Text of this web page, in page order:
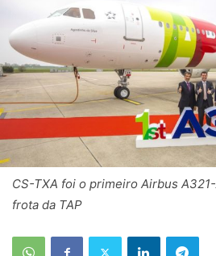
CS-TXA foi o primeiro Airbus
frota da TAP